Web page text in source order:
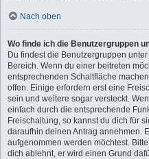
Nach oben
Wo finde ich die Benutzergruppen
Du findest die Benutzergruppen
Bereich. Wenn du einer beitreten
entsprechenden Schaltfläche
offen. Einige erfordern erst eine
sein und weitere sogar versteckt.
einfach durch die entsprechende
Freischaltung, so kannst du dich für
daraufhin deinen Antrag annehmen.
aufgenommen werden möchtest.
dich ablehnt, er wird einen Grund